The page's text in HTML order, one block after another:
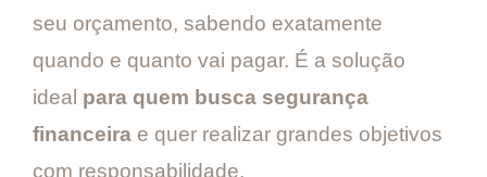
seu orçamento, sabendo exatamente
quando e quanto vai pagar. É a solução
ideal para quem busca segurança
financeira e quer realizar grandes objetivos
com responsabilidade.